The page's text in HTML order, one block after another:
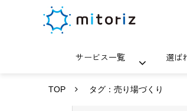
サービス一覧 選ば
TOP タグ：売り場づくり